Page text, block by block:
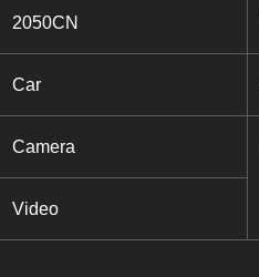
2050CN
Car
Camera
Video